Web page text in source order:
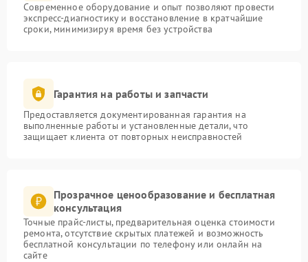
Современное оборудование и опыт позволяют провести
экспресс-диагностику и восстановление в кратчайшие
сроки, минимизируя время без устройства
Гарантия на работы и запчасти
Предоставляется документированная гарантия на
выполненные работы и установленные детали, что
защищает клиента от повторных неисправностей
Прозрачное ценообразование и бесплатная
консультация
Точные прайс-листы, предварительная оценка стоимости
ремонта, отсутствие скрытых платежей и возможность
бесплатной консультации по телефону или онлайн на
сайте